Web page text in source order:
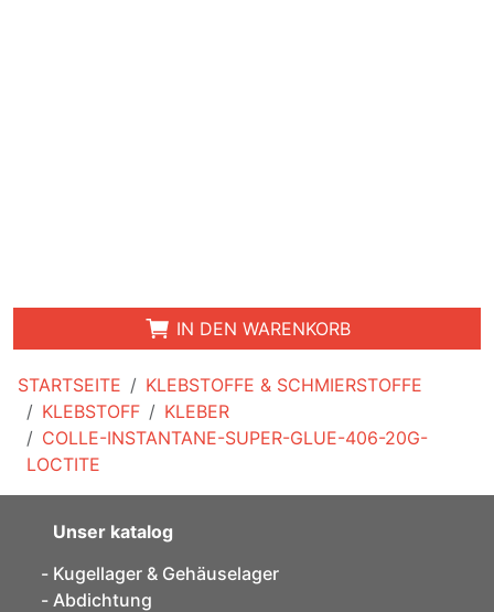
STARTSEITE
KLEBSTOFFE & SCHMIERSTOFFE
KLEBSTOFF
KLEBER
COLLE-INSTANTANE-SUPER-GLUE-406-20G-
LOCTITE
IN DEN WARENKORB
Unser katalog
Kugellager & Gehäuselager
Abdichtung